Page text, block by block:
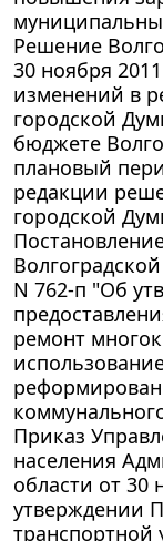
Решение
30 ноября
изменений в
городской
бюджете
плановый
редакции
городской
N 762-п "Об
ремонт
Приказ
населения
области от 30
утверждении
транспортной